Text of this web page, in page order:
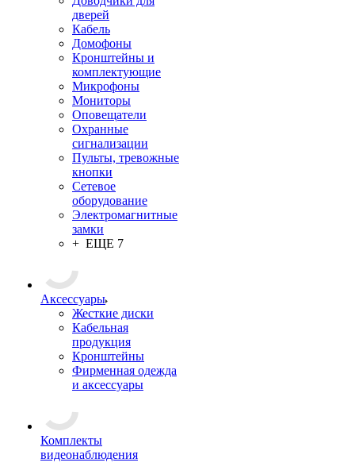
дверей
Кабель
Домофоны
Кронштейны и
комплектующие
Микрофоны
Мониторы
Оповещатели
Охранные
сигнализации
Пульты, тревожные
кнопки
Сетевое
оборудование
Электромагнитные
замки
+ ЕЩЕ 7
Аксессуары
Жесткие диски
Кабельная
продукция
Кронштейны
Фирменная одежда
и аксессуары
Комплекты
видеонаблюдения